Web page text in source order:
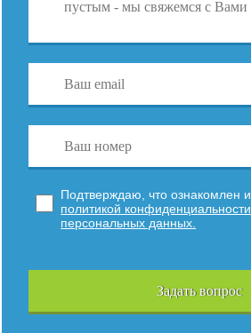
Подтверждаю, что ознакомлен
политикой
персональных данных.
Задать вопрос